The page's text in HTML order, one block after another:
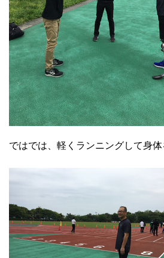
ではでは、軽くランニングして身体